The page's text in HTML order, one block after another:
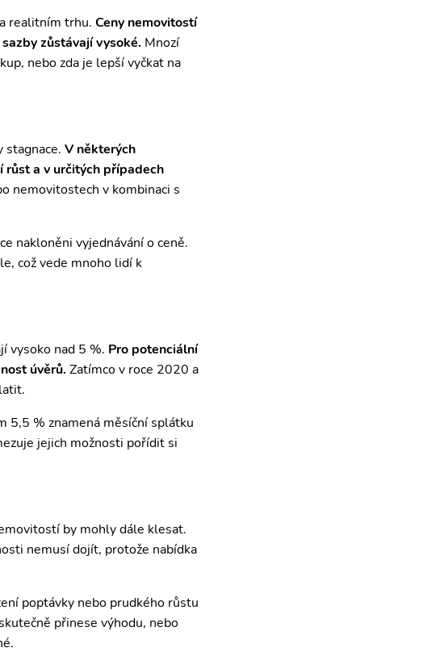
realitním trhu. Ceny nemovitostí
zůstávají vysoké. Mnozí
nebo zda je lepší vyčkat na
stagnace. V některých
růst a v určitých případech
nemovitostech v kombinaci s
nakloněni vyjednávání o ceně.
což vede mnoho lidí k
vysoko nad 5 %. Pro potenciální
úvěrů. Zatímco v roce 2020 a
5,5 % znamená měsíční splátku
jejich možnosti pořídit si
by mohly dále klesat.
nemusí dojít, protože nabídka
poptávky nebo prudkého růstu
přinese výhodu, nebo